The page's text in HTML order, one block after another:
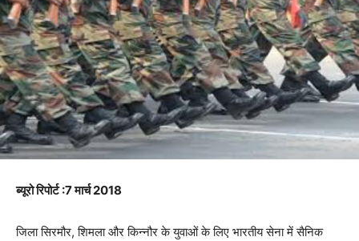
ब्यूरो रिपोर्ट :7 मार्च 2018
जिला सिरमौर, शिमला और किन्नौर के युवाओं के लिए भारतीय सेना में सैनिक